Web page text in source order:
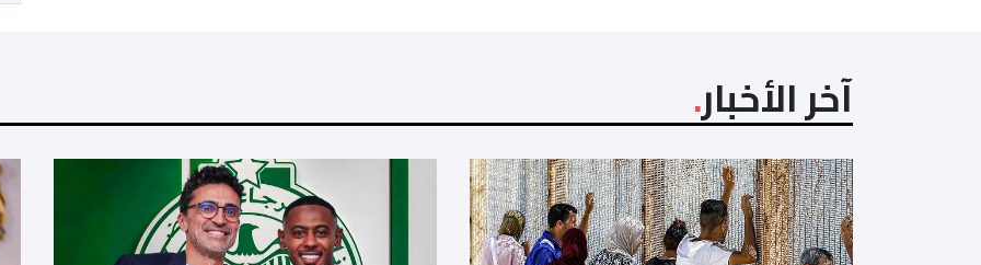
آخر الأخبار